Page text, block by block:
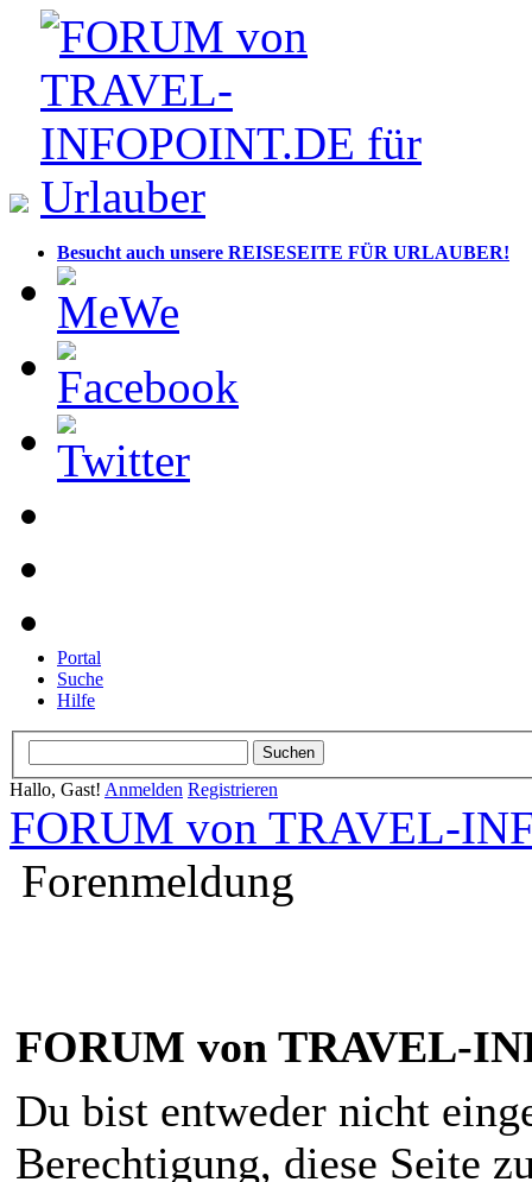
Besucht auch unsere REISESEITE FÜR URLAUBER!
Portal
Suche
Hilfe
Hallo, Gast! Anmelden Registrieren
FORUM von TRAVEL-
Forenmeldung
FORUM von TRAVEL-
Du bist entweder nicht
Berechtigung, diese Seite